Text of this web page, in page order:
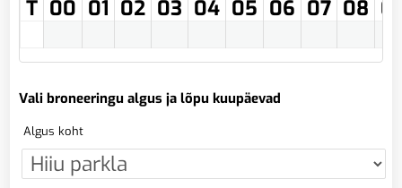
T 00 01 02 03 04 05 06 07 08
Vali broneeringu algus ja lõpu kuupäevad
Algus koht